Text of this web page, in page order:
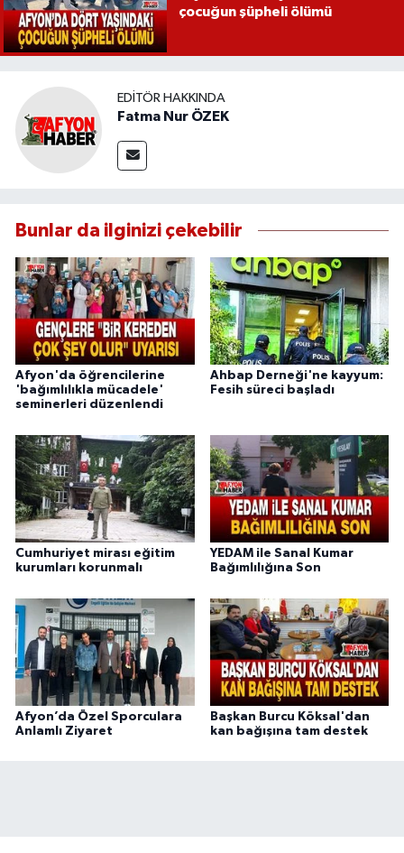
çocuğun şüpheli ölümü
EDITÖR HAKKINDA
Fatma Nur ÖZEK
Bunlar da ilginizi çekebilir
Afyon'da öğrencilerine
'bağımlılıkla mücadele'
seminerleri düzenlendi
Ahbap Derneği'ne kayyum:
Fesih süreci başladı
Cumhuriyet mirası eğitim
kurumları korunmalı
YEDAM ile Sanal Kumar
Bağımlılığına Son
Afyon’da Özel Sporculara
Anlamlı Ziyaret
Başkan Burcu Köksal'dan
kan bağışına tam destek